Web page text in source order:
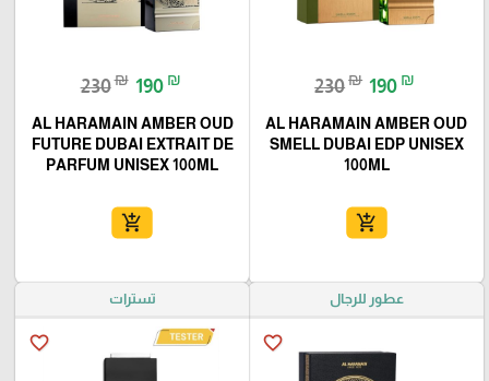
230₪ 190 ₪
AL HARAMAIN AMBER OUD
SMELL DUBAI EDP UNISEX
100ML
add_shopping_cart
230₪ 190 ₪
AL HARAMAIN AMBER OUD
FUTURE DUBAI EXTRAIT DE
PARFUM UNISEX 100ML
add_shopping_cart
عطور للرجال
favorite_border
تسترات
favorite_border